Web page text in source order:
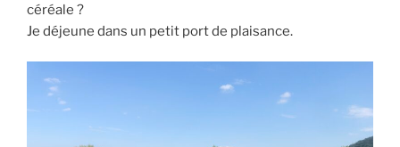
céréale ?
Je déjeune dans un petit port de plaisance.